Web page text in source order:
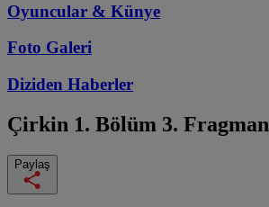
Oyuncular & Künye
Foto Galeri
Diziden Haberler
Çirkin 1. Bölüm 3. Fragman
Paylaş